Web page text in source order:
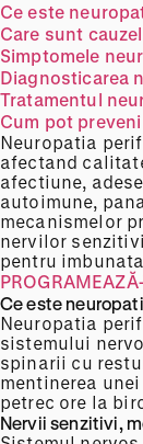
Ce este
Care sunt
Simptomele
Diagnosticarea
Tratamentul
Cum pot
Neuropatia
afectand
afectiune,
autoimune,
mecanismelor
nervilor
pentru
Ce este
Neuropatia
sistemului
spinarii cu
mentinerea
petrec ore la
Nervii senzitivi,